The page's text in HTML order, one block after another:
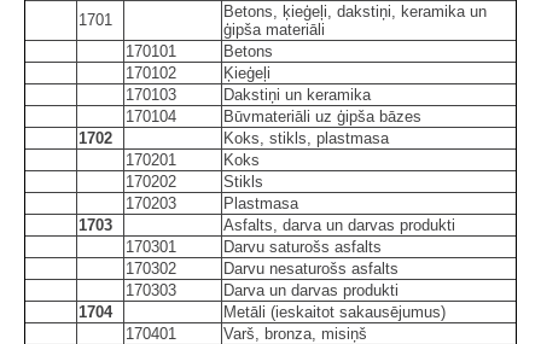
1701
Betons, ķieģeļi, dakstiņi, keramika un
ģipša materiāli
170101
Betons
170102
Ķieģeļi
170103
Dakstiņi un keramika
170104
Būvmateriāli uz ģipša bāzes
1702
Koks, stikls, plastmasa
170201
Koks
170202
Stikls
170203
Plastmasa
1703
Asfalts, darva un darvas produkti
170301
Darvu saturošs asfalts
170302
Darvu nesaturošs asfalts
170303
Darva un darvas produkti
1704
Metāli (ieskaitot sakausējumus)
170401
Varš, bronza, misiņš